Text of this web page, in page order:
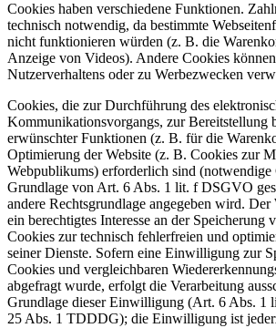
Cookies haben verschiedene Funktionen.
technisch notwendig, da bestimmte
nicht funktionieren würden (z. B. die
Anzeige von Videos). Andere Cookies
Nutzerverhaltens oder zu Werbezwecken
Cookies, die zur Durchführung des
Kommunikationsvorgangs, zur Bereitstellung
erwünschter Funktionen (z. B. für die
Optimierung der Website (z. B. Cookies zur
Webpublikums) erforderlich sind
Grundlage von Art. 6 Abs. 1 lit. f DSGVO
andere Rechtsgrundlage angegeben wird. Der
ein berechtigtes Interesse an der Speicherung
Cookies zur technisch fehlerfreien und
seiner Dienste. Sofern eine Einwilligung zur
Cookies und vergleichbaren
abgefragt wurde, erfolgt die Verarbeitung
Grundlage dieser Einwilligung (Art. 6 Abs. 1
25 Abs. 1 TDDDG); die Einwilligung ist